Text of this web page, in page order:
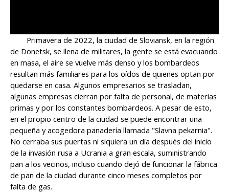
Primavera de 2022, la ciudad de Sloviansk, en la región
de Donetsk, se llena de militares, la gente se está evacuando
en masa, el aire se vuelve más denso y los bombardeos
resultan más familiares para los oídos de quienes optan por
quedarse en casa. Algunos empresarios se trasladan,
algunas empresas cierran por falta de personal, de materias
primas y por los constantes bombardeos. A pesar de esto,
en el propio centro de la ciudad se puede encontrar una
pequeña y acogedora panadería llamada "Slavna pekarnia".
No cerraba sus puertas ni siquiera un día después del inicio
de la invasión rusa a Ucrania a gran escala, suministrando
pan a los vecinos, incluso cuando dejó de funcionar la fábrica
de pan de la ciudad durante cinco meses completos por
falta de gas.